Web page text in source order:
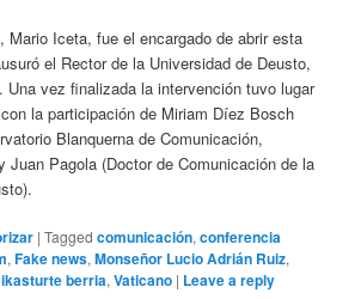
Mario Iceta, fue el encargado de abrir esta
el Rector de la Universidad de Deusto,
Una vez finalizada la intervención tuvo lugar
la participación de Miriam Díez Bosch
Blanquerna de Comunicación,
Juan Pagola (Doctor de Comunicación de la
|Tagged comunicación,conferencia
,Fake news,Monseñor Lucio Adrián Ruiz,
ikasturte berria,Vaticano | Leave a reply